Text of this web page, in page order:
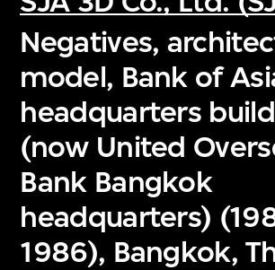
Negatives,
model, Bank of
headquarters
(now United
Bank Bangkok
headquarters)
1986), Bangkok,